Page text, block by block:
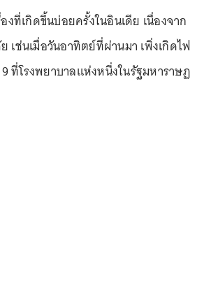
งที่เกิดขึ้นบ่อยครั้งในอินเดีย เนื่องจาก
เช่นเมื่อวันอาทิตย์ที่ผ่านมา เพิ่งเกิดไฟ
ที่โรงพยาบาลแห่งหนึ่งในรัฐมหาราษฏ